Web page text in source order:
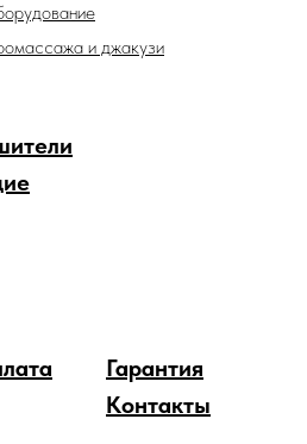
Гарантия
Контакты
и джакузи